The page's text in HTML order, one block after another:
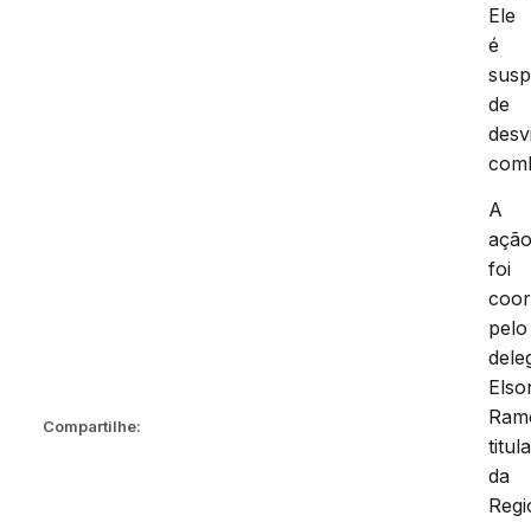
Compartilhe:
Ele
é
de
A
foi
pelo
da